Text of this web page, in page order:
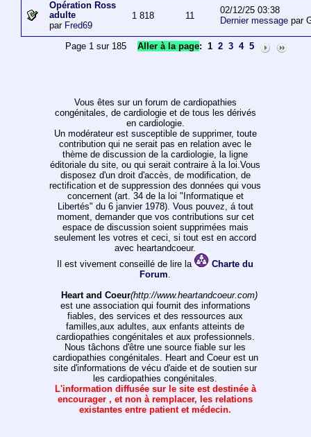
Opération Ross
adulte
par Fred69
1 818 11
02/12/25 03:38
Dernier messagepar
Page 1 sur 185Aller à la page: 1 2 3 4 5
Vous êtes sur un forum de cardiopathies
congénitales, de cardiologie et de tous les dérivés
en cardiologie.
Un modérateur est susceptible de supprimer, toute
contribution qui ne serait pas en relation avec le
thème de discussion de la cardiologie, la ligne
éditoriale du site, ou qui serait contraire à la loi.Vous
disposez d'un droit d'accès, de modification, de
rectification et de suppression des données qui vous
concernent (art. 34 de la loi "Informatique et
Libertés" du 6 janvier 1978). Vous pouvez, á tout
moment, demander que vos contributions sur cet
espace de discussion soient supprimées mais
seulement les votres et ceci, si tout est en accord
avec heartandcoeur.
Il est vivement conseillé de lire la
Charte du
Forum.
Heart and Coeur(http://www.heartandcoeur.com)
est une association qui fournit des informations
fiables, des services et des ressources aux
familles,aux adultes, aux enfants atteints de
cardiopathies congénitales et aux professionnels.
Nous tâchons d'être une source fiable sur les
cardiopathies congénitales. Heart and Coeur est un
site d'informations de vécu d'aide et de soutien sur
les cardiopathies congénitales.
L'information diffusée sur le site est destinée à
encourager , et non à remplacer, les relations
existantes entre patient et médecin.